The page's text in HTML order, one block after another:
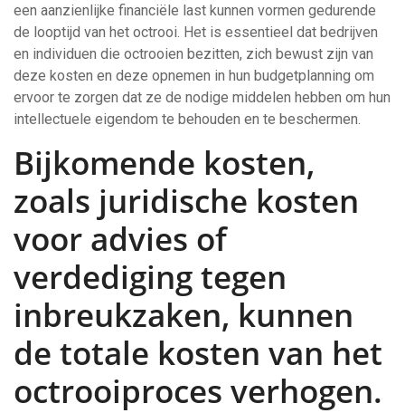
een aanzienlijke financiële last kunnen vormen gedurende
de looptijd van het octrooi. Het is essentieel dat bedrijven
en individuen die octrooien bezitten, zich bewust zijn van
deze kosten en deze opnemen in hun budgetplanning om
ervoor te zorgen dat ze de nodige middelen hebben om hun
intellectuele eigendom te behouden en te beschermen.
Bijkomende kosten,
zoals juridische kosten
voor advies of
verdediging tegen
inbreukzaken, kunnen
de totale kosten van het
octrooiproces verhogen.